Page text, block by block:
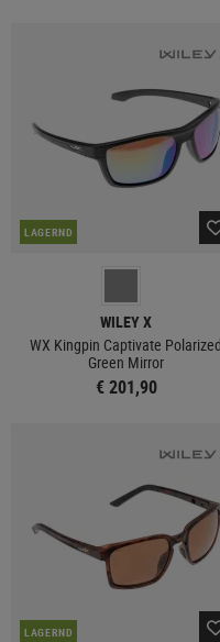
LAGERND
WILEY X
WX Kingpin Captivate Polarized
Green Mirror
€ 201,90
LAGERND